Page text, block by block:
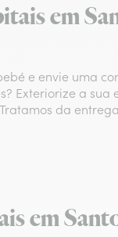
em
e envie uma
Exteriorize a sua
da
em